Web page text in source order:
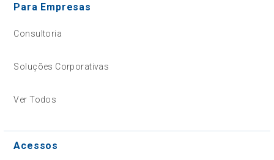
Para Empresas
Consultoria
Soluções Corporativas
Ver Todos
Acessos